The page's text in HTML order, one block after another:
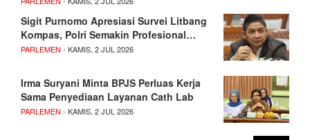
Sigit Purnomo Apresiasi Survei Litbang
Kompas, Polri Semakin Profesional…
PARLEMEN - KAMIS, 2 JUL 2026
Irma Suryani Minta BPJS Perluas Kerja
Sama Penyediaan Layanan Cath Lab
PARLEMEN - KAMIS, 2 JUL 2026